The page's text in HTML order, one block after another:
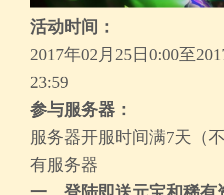
活动时间：
2017年02 月 25 日 0:00至
23:59
参与服务器：
服务器开服时间满7天（
有服务器